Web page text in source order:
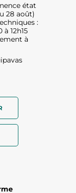
état
28 août)
:
12h15
à